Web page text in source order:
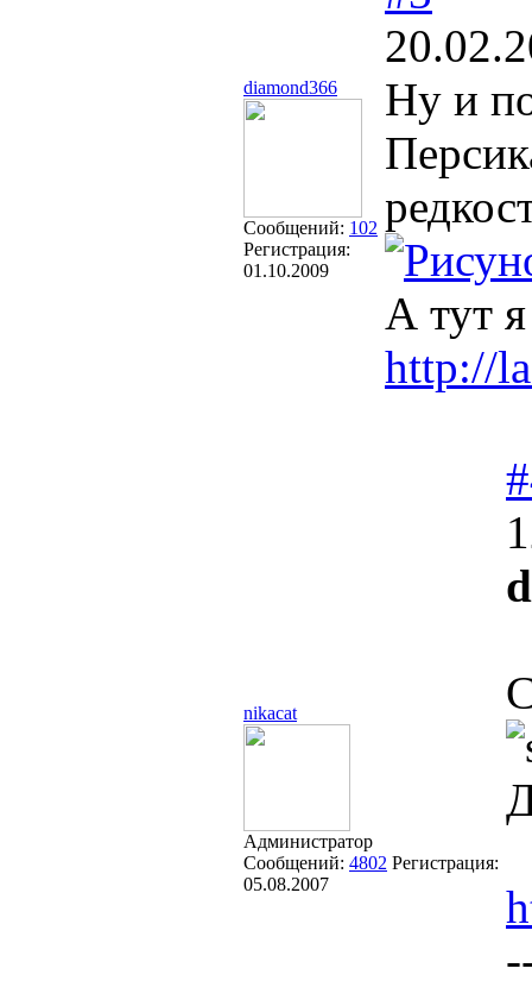
diamond366
Сообщений: 102
Регистрация:
01.10.2009
Ну и
А тут
http://
nikacat
Администратор
Сообщений: 4802 Регистрация:
05.08.2007